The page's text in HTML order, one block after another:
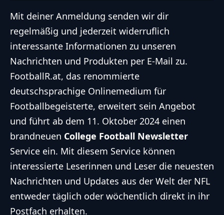
Mit deiner Anmeldung senden wir dir
regelmäßig und jederzeit widerruflich
interessante Informationen zu unseren
Nachrichten und Produkten per E-Mail zu.
FootballR.at, das renommierte
deutschsprachige Onlinemedium für
Footballbegeisterte, erweitert sein Angebot
und führt ab dem 11. Oktober 2024 einen
brandneuen College Football Newsletter
Service ein. Mit diesem Service können
interessierte Leserinnen und Leser die neuesten
Nachrichten und Updates aus der Welt der NFL
entweder täglich oder wöchentlich direkt in ihr
Postfach erhalten.